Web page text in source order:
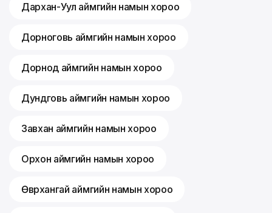
Дархан-Уул аймгийн намын хороо
Дорноговь аймгийн намын хороо
Дорнод аймгийн намын хороо
Дундговь аймгийн намын хороо
Завхан аймгийн намын хороо
Орхон аймгийн намын хороо
Өвөрхангай аймгийн намын хороо